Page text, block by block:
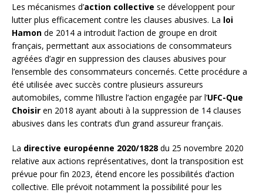
Les mécanismes d’action collective se développent pour
lutter plus efficacement contre les clauses abusives. La loi
Hamon de 2014 a introduit l’action de groupe en droit
français, permettant aux associations de consommateurs
agréées d’agir en suppression des clauses abusives pour
l’ensemble des consommateurs concernés. Cette procédure a
été utilisée avec succès contre plusieurs assureurs
automobiles, comme l’illustre l’action engagée par l’UFC-Que
Choisir en 2018 ayant abouti à la suppression de 14 clauses
abusives dans les contrats d’un grand assureur français.
La directive européenne 2020/1828 du 25 novembre 2020
relative aux actions représentatives, dont la transposition est
prévue pour fin 2023, étend encore les possibilités d’action
collective. Elle prévoit notamment la possibilité pour les